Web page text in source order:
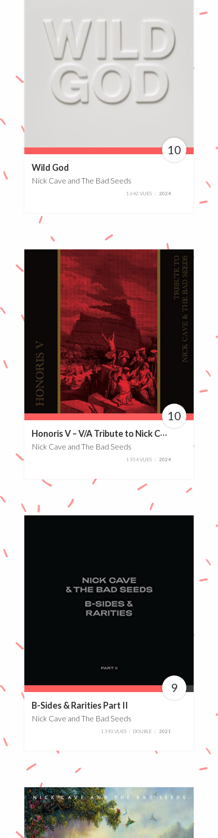
10
Wild God
Nick Cave and The Bad Seeds
1 642 VUES 2024
10
H
onoris V – V/A Tribute to Nick Cave & The Bad Seeds
Nick Cave and The Bad Seeds
1 354 VUES 2024
9
B-Sides & Rarities Part II
Nick Cave and The Bad Seeds
1 393 VUES DOUBLE 2021